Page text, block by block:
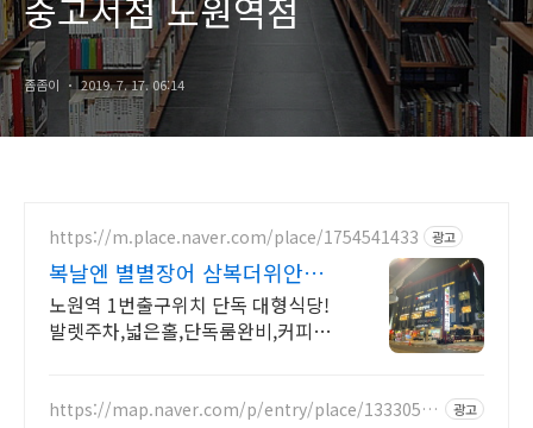
중고서점 노원역점
좀좀이 2019. 7. 17. 06:14
https://m.place.naver.com/place/1754541433 광고
복날엔 별별장어 삼복더위안녕
Private 룸&생일10%
노원역 1번출구위치 단독 대형식당!
발렛주차,넓은홀,단독룸완비,커피숍,
중요한 자리 추천!
https://map.naver.com/p/entry/place/13330566
광고